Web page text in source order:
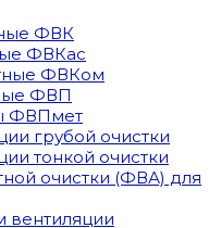
ФВК
ФВКас
ФВКом
ФВП
ФВПмет
грубой очистки
тонкой очистки
очистки (ФВА) для
вентиляции